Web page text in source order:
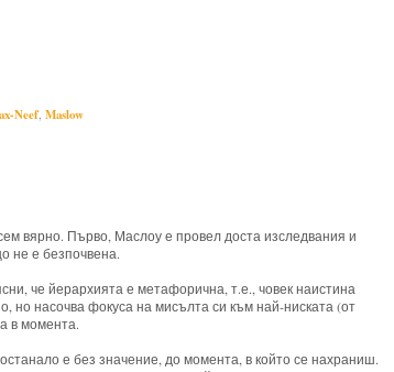
Neef, Maslow
вярно. Първо, Маслоу е провел доста изследвания и
не е безпочвена.
че йерархията е метафорична, т.е., човек наистина
но насочва фокуса на мисълта си към най-ниската (от
в момента.
е без значение, до момента, в който се нахраниш.